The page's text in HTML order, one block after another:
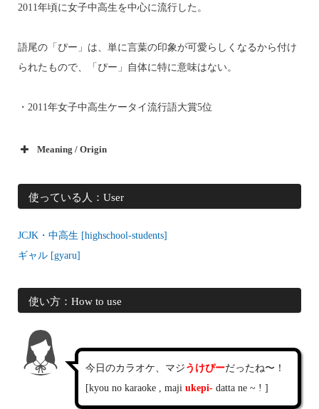
2011年頃に女子中高生を中心に流行した。
語尾の「ぴー」は、単に言葉の印象が可愛らしくなるから付け
られたもので、「ぴー」自体に特に意味はない。
・2011年女子中高生ケータイ流行語大賞5位
Meaning / Origin
使っている人：User
JCJK・中高生 [highschool-students]
ギャル [gyaru]
使い方：How to use
今日のカラオケ、マジ うけぴーだったね〜！
[kyou no karaoke , maji ukepi-datta ne ~ ! ]